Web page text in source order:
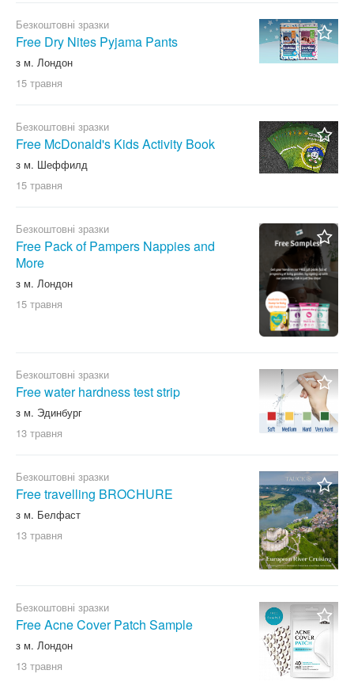
Безкоштовні зразки
Free Dry Nites Pyjama Pants
з м. Лондон
15 травня
Безкоштовні зразки
Free McDonald's Kids Activity Book
з м. Шеффилд
15 травня
Безкоштовні зразки
Free Pack of Pampers Nappies and
More
з м. Лондон
15 травня
Безкоштовні зразки
Free water hardness test strip
з м. Эдинбург
13 травня
Безкоштовні зразки
Free travelling BROCHURE
з м. Белфаст
13 травня
Безкоштовні зразки
Free Acne Cover Patch Sample
з м. Лондон
13 травня